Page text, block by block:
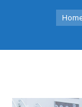
You